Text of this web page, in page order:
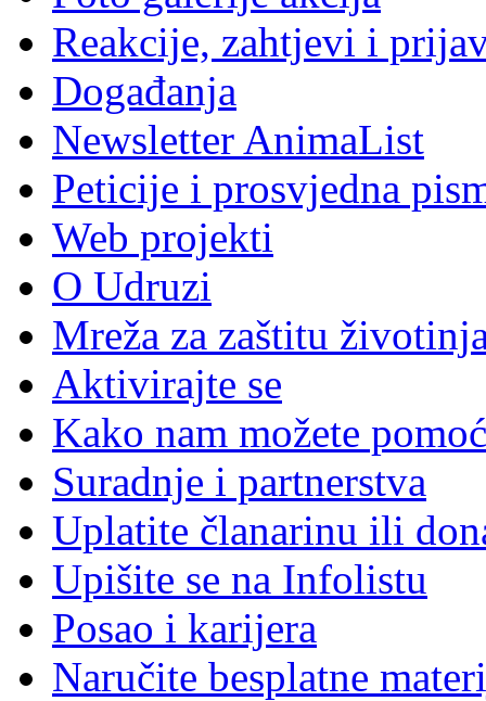
Reakcije, zahtjevi i
Događanja
Newsletter AnimaList
Peticije i prosvjedna
Web projekti
O Udruzi
Mreža za zaštitu
Aktivirajte se
Kako nam možete
Suradnje i partnerstva
Uplatite članarinu ili
Upišite se na Infolistu
Posao i karijera
Naručite besplatne